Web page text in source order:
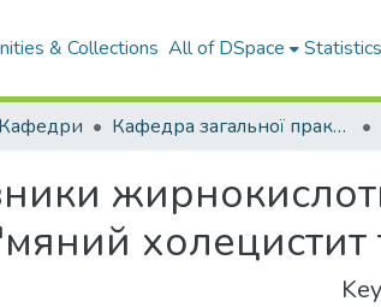
& Collections All of DSpace Statistics
Кафедра загальної практики – сімейної медицини та внутрішніх хвороб
холецистит